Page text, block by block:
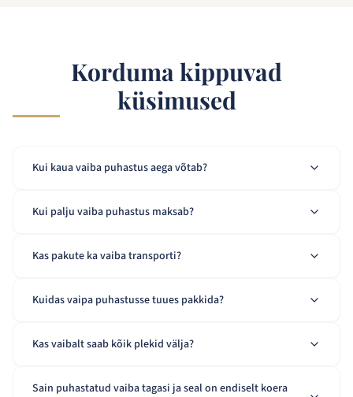
Korduma kippuvad
küsimused
Kui kaua vaiba puhastus aega võtab?
Kui palju vaiba puhastus maksab?
Kas pakute ka vaiba transporti?
Kuidas vaipa puhastusse tuues pakkida?
Kas vaibalt saab kõik plekid välja?
Sain puhastatud vaiba tagasi ja seal on endiselt koera